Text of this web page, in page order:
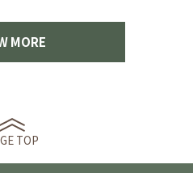
MORE
TOP